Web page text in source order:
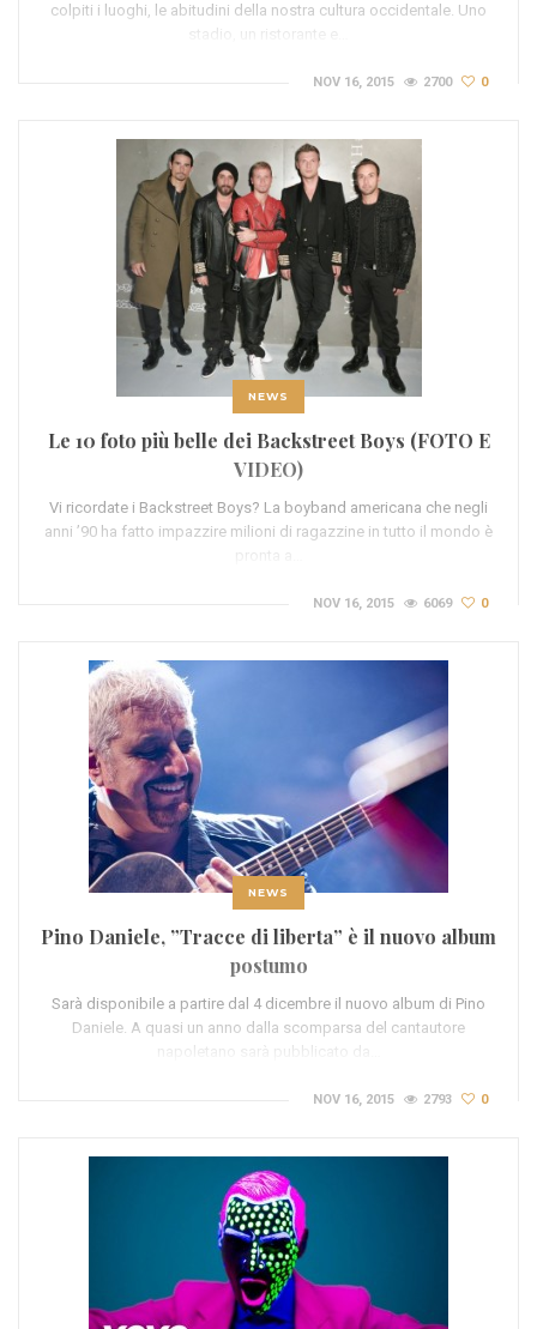
colpiti i luoghi, le abitudini della nostra cultura occidentale. Uno
stadio, un ristorante e…
NOV 16, 2015 2700 0
NEWS
Le 10 foto più belle dei Backstreet Boys (FOTO E
VIDEO)
Vi ricordate i Backstreet Boys? La boyband americana che negli
anni ’90 ha fatto impazzire milioni di ragazzine in tutto il mondo è
pronta a…
NOV 16, 2015 6069 0
NEWS
Pino Daniele, ”Tracce di liberta” è il nuovo album
postumo
Sarà disponibile a partire dal 4 dicembre il nuovo album di Pino
Daniele. A quasi un anno dalla scomparsa del cantautore
napoletano sarà pubblicato da…
NOV 16, 2015 2793 0